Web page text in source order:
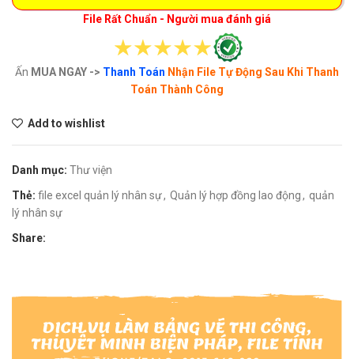
File Rất Chuẩn - Người mua đánh giá
Ấn MUA NGAY -> Thanh Toán Nhận File Tự Động Sau Khi Thanh
Toán Thành Công
Add to wishlist
Danh mục: Thư viện
Thẻ: file excel quản lý nhân sự, Quản lý hợp đồng lao động, quản
lý nhân sự
Share: